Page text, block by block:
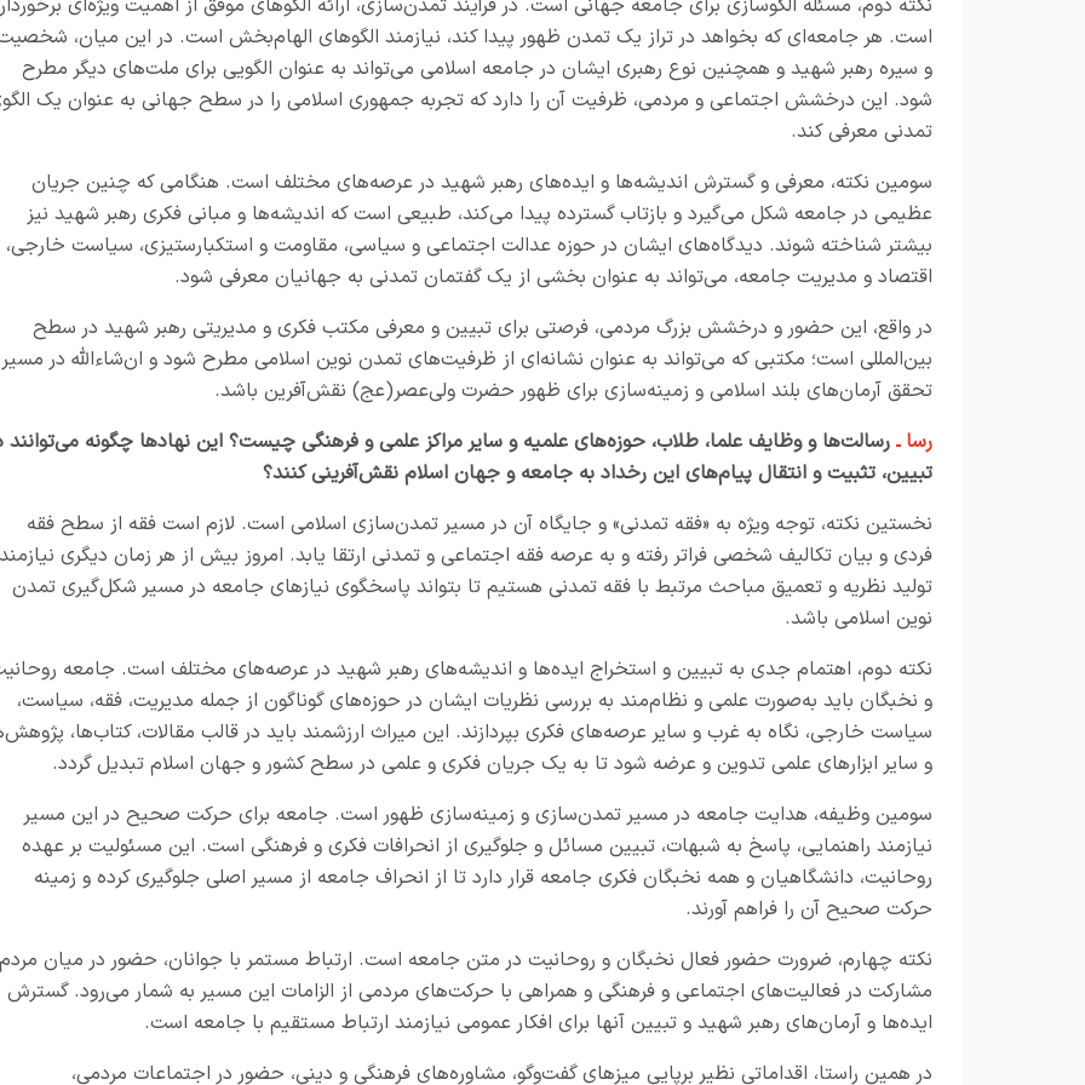
است. هر جامعه‌ای که بخواهد در تراز یک تمدن ظهور پیدا کند، نیازمند الگوهای الهام‌بخش است. در این میان،
و سیره رهبر شهید و همچنین نوع رهبری ایشان در جامعه اسلامی می‌تواند به عنوان الگویی برای ملت‌های دیگر مطرح
شود. این درخشش اجتماعی و مردمی، ظرفیت آن را دارد که تجربه جمهوری اسلامی را در سطح جهانی به عنوان یک
تمدنی معرفی کند.
سومین نکته، معرفی و گسترش اندیشه‌ها و ایده‌های رهبر شهید در عرصه‌های مختلف است. هنگامی که چنین جریان
عظیمی در جامعه شکل می‌گیرد و بازتاب گسترده پیدا می‌کند، طبیعی است که اندیشه‌ها و مبانی فکری رهبر شهید نیز
بیشتر شناخته شوند. دیدگاه‌های ایشان در حوزه عدالت اجتماعی و سیاسی، مقاومت و استکبارستیزی، سیاست خارجی،
اقتصاد و مدیریت جامعه، می‌تواند به عنوان بخشی از یک گفتمان تمدنی به جهانیان معرفی شود.
در واقع، این حضور و درخشش بزرگ مردمی، فرصتی برای تبیین و معرفی مکتب فکری و مدیریتی رهبر شهید در سطح
بین‌المللی است؛ مکتبی که می‌تواند به عنوان نشانه‌ای از ظرفیت‌های تمدن نوین اسلامی مطرح شود و ان‌شاءالله در مسیر
تحقق آرمان‌های بلند اسلامی و زمینه‌سازی برای ظهور حضرت ولی‌عصر(عج) نقش‌آفرین باشد.
رسا ـ رسالت‌ها و وظایف علما، طلاب، حوزه‌های علمیه و سایر مراکز علمی و فرهنگی چیست؟ این نهادها چگونه می‌توانند
تبیین، تثبیت و انتقال پیام‌های این رخداد به جامعه و جهان اسلام نقش‌آفرینی کنند؟
نخستین نکته، توجه ویژه به «فقه تمدنی» و جایگاه آن در مسیر تمدن‌سازی اسلامی است. لازم است فقه از سطح فقه
فردی و بیان تکالیف شخصی فراتر رفته و به عرصه فقه اجتماعی و تمدنی ارتقا یابد. امروز بیش از هر زمان دیگری نیازمند
تولید نظریه و تعمیق مباحث مرتبط با فقه تمدنی هستیم تا بتواند پاسخگوی نیازهای جامعه در مسیر شکل‌گیری تمدن
نوین اسلامی باشد.
نکته دوم، اهتمام جدی به تبیین و استخراج ایده‌ها و اندیشه‌های رهبر شهید در عرصه‌های مختلف است. جامعه
و نخبگان باید به‌صورت علمی و نظام‌مند به بررسی نظریات ایشان در حوزه‌های گوناگون از جمله مدیریت، فقه، سیاست،
سیاست خارجی، نگاه به غرب و سایر عرصه‌های فکری بپردازند. این میراث ارزشمند باید در قالب مقالات، کتاب‌ها،
و سایر ابزارهای علمی تدوین و عرضه شود تا به یک جریان فکری و علمی در سطح کشور و جهان اسلام تبدیل گردد.
سومین وظیفه، هدایت جامعه در مسیر تمدن‌سازی و زمینه‌سازی ظهور است. جامعه برای حرکت صحیح در این مسیر
نیازمند راهنمایی، پاسخ به شبهات، تبیین مسائل و جلوگیری از انحرافات فکری و فرهنگی است. این مسئولیت بر عهده
روحانیت، دانشگاهیان و همه نخبگان فکری جامعه قرار دارد تا از انحراف جامعه از مسیر اصلی جلوگیری کرده و زمینه
حرکت صحیح آن را فراهم آورند.
نکته چهارم، ضرورت حضور فعال نخبگان و روحانیت در متن جامعه است. ارتباط مستمر با جوانان، حضور در میان
مشارکت در فعالیت‌های اجتماعی و فرهنگی و همراهی با حرکت‌های مردمی از الزامات این مسیر به شمار می‌رود. گسترش
ایده‌ها و آرمان‌های رهبر شهید و تبیین آنها برای افکار عمومی نیازمند ارتباط مستقیم با جامعه است.
در همین راستا، اقداماتی نظیر برپایی میزهای گفت‌وگو، مشاوره‌های فرهنگی و دینی، حضور در اجتماعات مردمی،